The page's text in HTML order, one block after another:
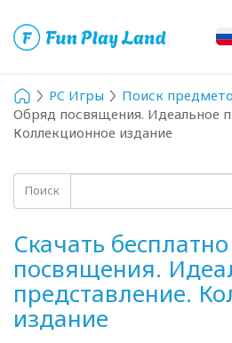
PC Игры
Поиск
Обряд посвящения. Идеальное
Коллекционное издание
Поиск
Скачать
посвящения.
представление.
издание